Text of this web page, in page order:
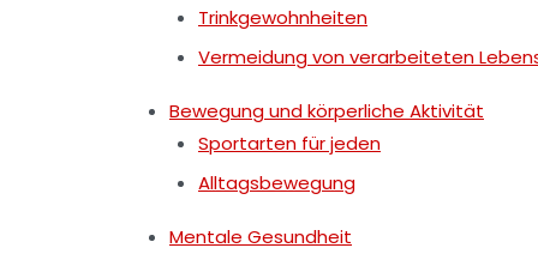
Trinkgewohnheiten
Vermeidung von verarbeiteten
Bewegung und körperliche Aktivität
Sportarten für jeden
Alltagsbewegung
Mentale Gesundheit